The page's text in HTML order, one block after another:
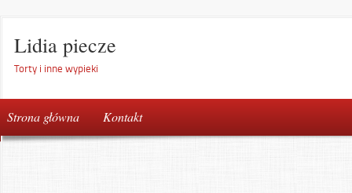
Lidia piecze
Torty i inne wypieki
Strona główna Kontakt